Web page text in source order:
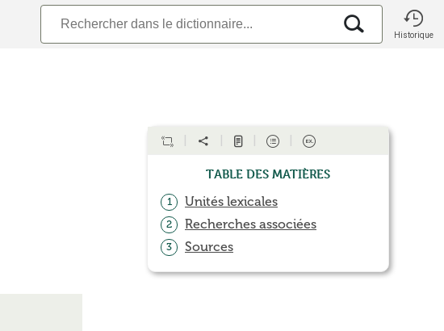
Historique
Table des matières
1 Unités lexicales
2 Recherches associées
3 Sources